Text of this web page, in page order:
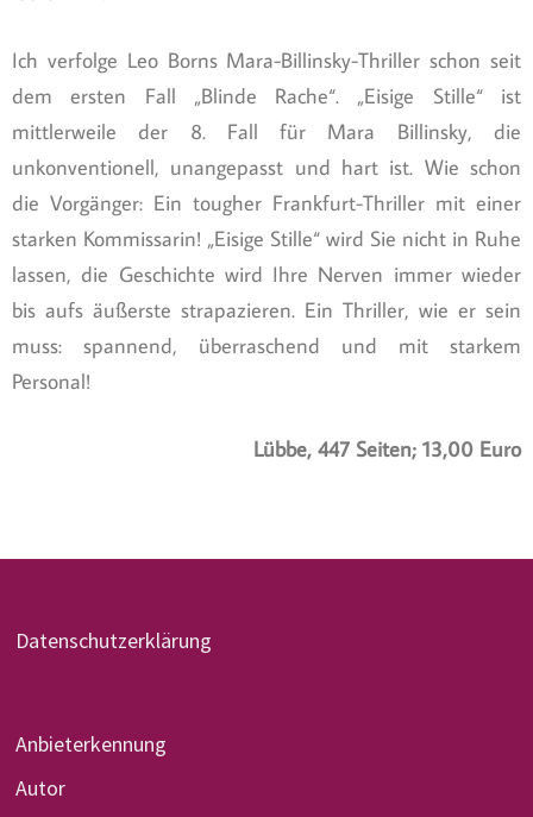
Ich verfolge Leo Borns Mara-Billinsky-Thriller schon seit
dem ersten Fall „Blinde Rache“. „Eisige Stille“ ist
mittlerweile der 8. Fall für Mara Billinsky, die
unkonventionell, unangepasst und hart ist. Wie schon
die Vorgänger: Ein tougher Frankfurt-Thriller mit einer
starken Kommissarin! „Eisige Stille“ wird Sie nicht in Ruhe
lassen, die Geschichte wird Ihre Nerven immer wieder
bis aufs äußerste strapazieren. Ein Thriller, wie er sein
muss: spannend, überraschend und mit starkem
Personal!
Lübbe, 447 Seiten; 13,00 Euro
Datenschutzerklärung
Anbieterkennung
Autor